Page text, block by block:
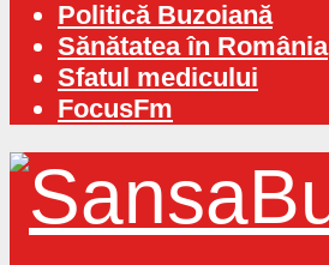
Politică Buzoiană
Sănătatea în România
Sfatul medicului
FocusFm